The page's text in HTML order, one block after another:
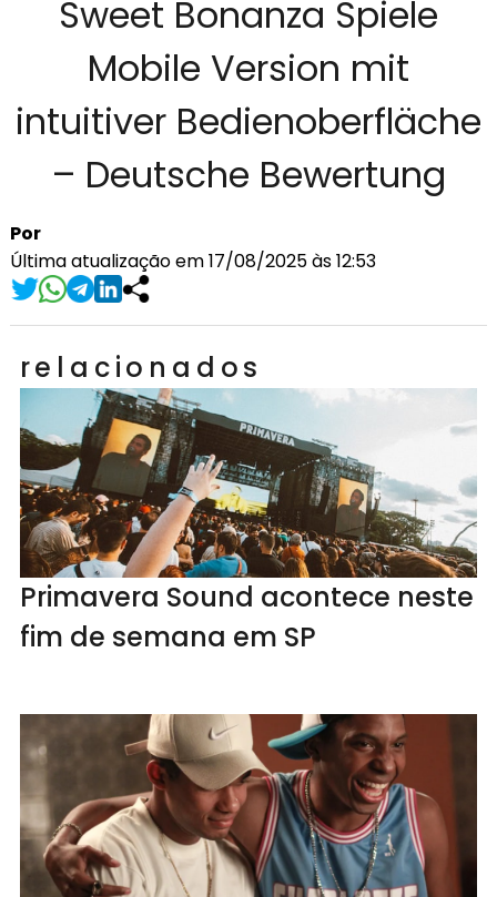
Sweet Bonanza Spiele
Mobile Version mit
intuitiver Bedienoberfläche
– Deutsche Bewertung
Por
Última atualização em 17/08/2025 às 12:53
relacionados
Primavera Sound acontece neste
fim de semana em SP